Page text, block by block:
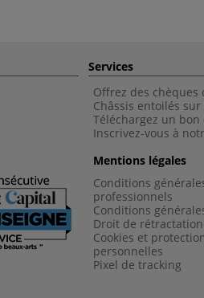
Services
Offrez des chèques
Châssis entoilés
Téléchargez un
Inscrivez-vous à
Mentions légales
Conditions
professionnels
Conditions
Droit de rétractation
Cookies et
personnelles
Pixel de tracking